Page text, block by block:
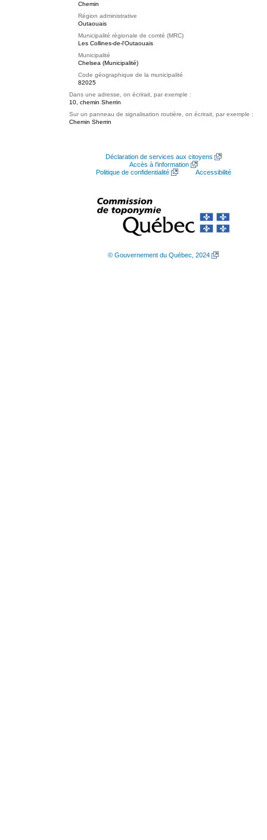
Chemin
Région administrative
Outaouais
Municipalité régionale de comté (MRC)
Les Collines-de-l'Outaouais
Municipalité
Chelsea (Municipalité)
Code géographique de la municipalité
82025
Dans une adresse, on écrirait, par exemple :
10, chemin Sherrin
Sur un panneau de signalisation routière, on écrirait, par exemple :
Chemin Sherrin
Déclaration de services aux citoyens
Accès à l’information
Politique de confidentialité
Accessibilité
© Gouvernement du Québec, 2024